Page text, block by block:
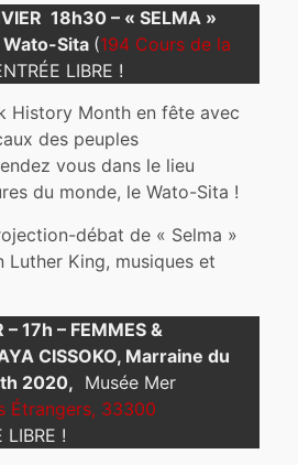
18h30 – « SELMA »
Sita (194 Cours de la
LIBRE !
History Month en fête avec
des peuples
vous dans le lieu
du monde, le Wato-Sita !
débat de « Selma »
Luther King, musiques et
– 17h – FEMMES &
CISSOKO, Marraine du
2020, Musée Mer
Étrangers, 33300
LIBRE !